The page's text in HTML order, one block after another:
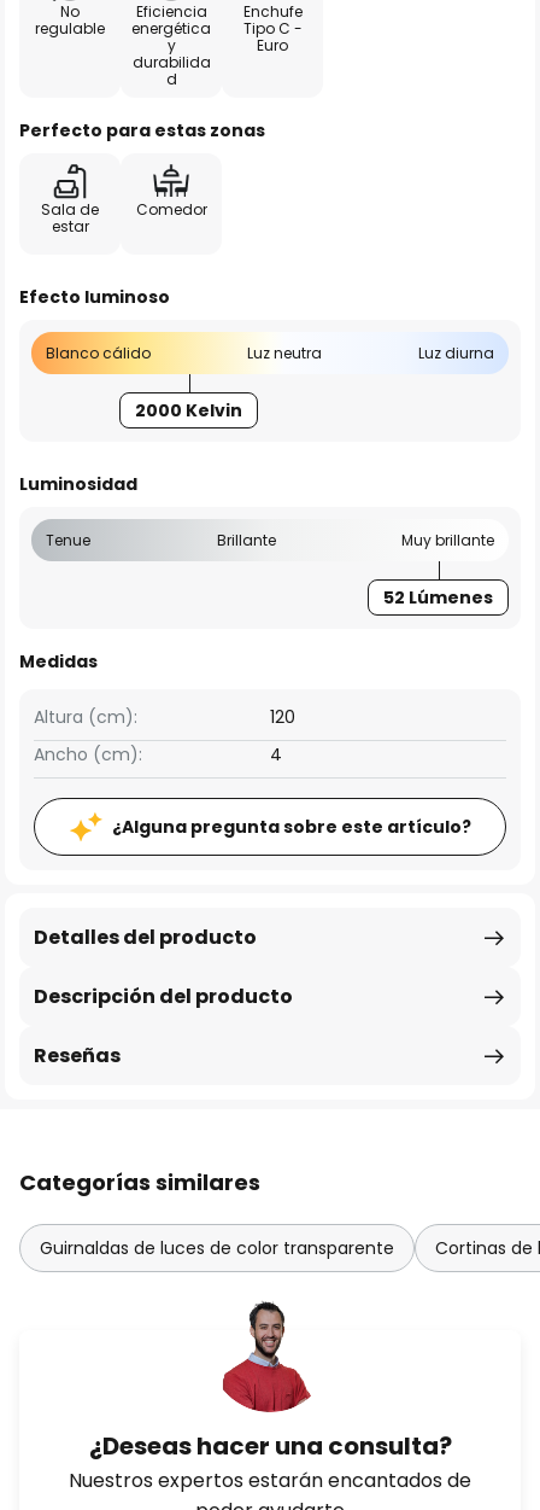
No
regulable
Eficiencia
energética
y
durabilida
d
Enchufe
Tipo C -
Euro
Perfecto para estas zonas
Sala de
estar
Comedor
Efecto luminoso
Blanco cálido Luz neutra Luz diurna
2000 Kelvin
Luminosidad
Tenue Brillante Muy brillante
52 Lúmenes
Medidas
Ancho (cm): 4
Altura (cm): 120
¿Alguna pregunta sobre este artículo?
Descripción del producto
Detalles del producto
Reseñas
Categorías similares
Guirnaldas de luces de color transparente Cortinas de
¿Deseas hacer una consulta?
Nuestros expertos estarán encantados de